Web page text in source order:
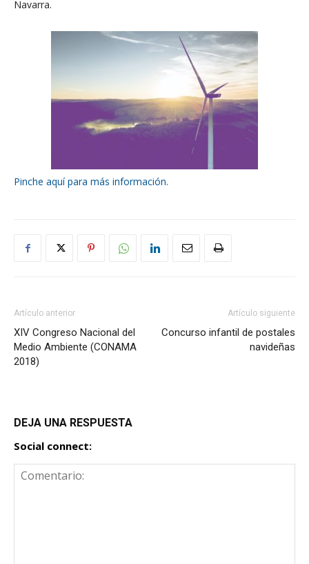
Navarra.
Pinche aquí para más información.
Artículo anterior
XIV Congreso Nacional del
Medio Ambiente (CONAMA
2018)
Artículo siguiente
Concurso infantil de postales
navideñas
DEJA UNA RESPUESTA
Social connect: